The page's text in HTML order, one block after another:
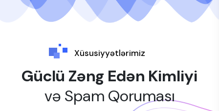
Xüsusiyyətlərimiz
Güclü Zəng Edən Kimliyi
və Spam Qoruması